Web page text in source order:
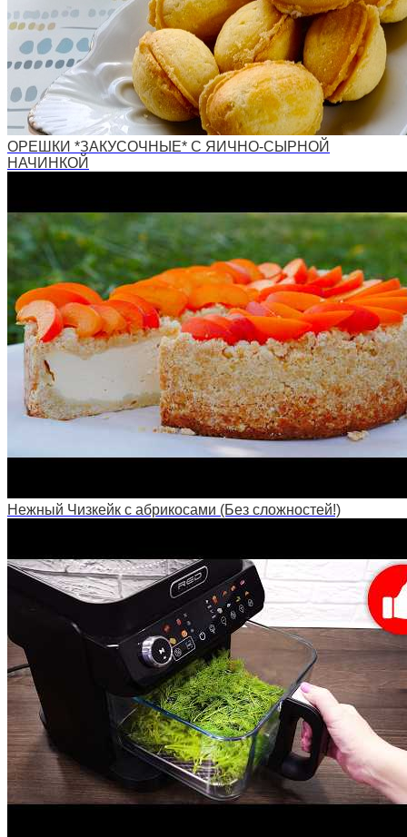
ОРЕШКИ *ЗАКУСОЧНЫЕ* С ЯИЧНО-СЫРНОЙ
НАЧИНКОЙ
Нежный Чизкейк с абрикосами (Без сложностей!)